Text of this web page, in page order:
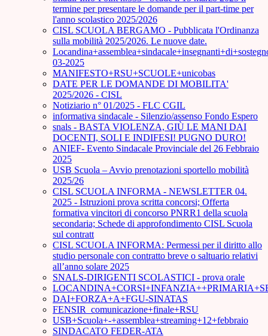
termine per presentare le domande per il part-time per
l'anno scolastico 2025/2026
CISL SCUOLA BERGAMO - Pubblicata l'Ordinanza
sulla mobilità 2025/2026. Le nuove date.
03-2025
MANIFESTO+RSU+SCUOLE+unicobas
DATE PER LE DOMANDE DI MOBILITA'
2025/2026 - CISL
Notiziario n° 01/2025 - FLC CGIL
informativa sindacale - Silenzio/assenso Fondo Espero
snals - BASTA VIOLENZA, GIÙ LE MANI DAI
DOCENTI, SOLI E INDIFESI! PUGNO DURO!
ANIEF- Evento Sindacale Provinciale del 26 Febbraio
2025
USB Scuola – Avvio prenotazioni sportello mobilità
2025/26
CISL SCUOLA INFORMA - NEWSLETTER 04.
2025 - Istruzioni prova scritta concorsi; Offerta
formativa vincitori di concorso PNRR1 della scuola
secondaria; Schede di approfondimento CISL Scuola
sul contratt
CISL SCUOLA INFORMA: Permessi per il diritto allo
studio personale con contratto breve o saltuario relativi
all’anno solare 2025
SNALS-DIRIGENTI SCOLASTICI - prova orale
DAI+FORZA+A+FGU-SINATAS
FENSIR_comunicazione+finale+RSU
USB+Scuola+-+assemblea+streaming+12+febbraio
SINDACATO FEDER-ATA